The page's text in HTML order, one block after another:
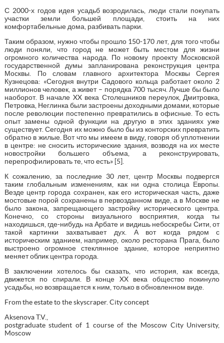
С 2000-х годов идея усадьб возродилась, люди стали покупать
участки земли большей площади, стоить на них
комфортабельные дома, разбивать парки.
Таким образом, нужно чтобы прошло 150-170 лет, для того чтобы
люди поняли, что город не может быть местом для жизни
огромного количества народа. По новому проекту Московской
государственной думы запланирована реконструкция центра
Москвы. По словам главного архитектора Москвы Сергея
Кузнецова: «Сегодня внутри Садового кольца работает около 2
миллионов человек, а живет – порядка 700 тысяч. Лучше бы было
наоборот. В начале XX века Столешников переулок, Дмитровка,
Петровка, Неглинка были застроены доходными домами, которые
после революции постепенно превратились в офисные. То есть
опыт замены одной функции на другую в этих зданиях уже
существует. Сегодня их можно было бы из конторских превратить
обратно в жилые. Вот что мы имеем в виду, говоря об уплотнении
в центре: не сносить исторические здания, возводя на их месте
новостройки большего объема, а реконструировать,
перепрофилировать те, что есть» [5].
К сожалению, за последние 30 лет, центр Москвы подвергся
таким глобальным изменениям, как ни одна столица Европы.
Везде центр города сохранен, как его историческая часть, даже
мостовые порой сохранены в первозданном виде, а в Москве не
было закона, запрещающего застройку исторического центра.
Конечно, со стороны визуального восприятия, когда ты
находишься, где-нибудь на Арбате и видишь небоскребы Сити, от
такой картинки захватывает дух. А вот когда рядом с
историческим зданием, например, около ресторана Прага, было
выстроено огромное стеклянное здание, которое неприятно
меняет облик центра города.
В заключении хотелось бы сказать, что история, как всегда,
движется по спирали. В конце XX века общество покинуло
усадьбы, но возвращается к ним, только в обновленном виде.
From the estate to the skyscraper. City concept
Aksenova T.V.,
postgraduate student of 1 course of the Moscow City University,
Moscow